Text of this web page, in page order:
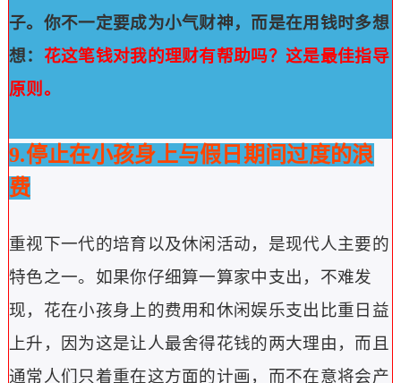
子。 你不一定要成为小气财神，而是在用钱时多想
想： 花这笔钱对我的理财有帮助吗？ 这是最佳指导
原则。
9.停止在小孩身上与假日期间过度的浪
费
重视下一代的培育以及休闲活动，是现代人主要的
特色之一。 如果你仔细算一算家中支出，不难发
现，花在小孩身上的费用和休闲娱乐支出比重日益
上升，因为这是让人最舍得花钱的两大理由，而且
通常人们只着重在这方面的计画，而不在意将会产